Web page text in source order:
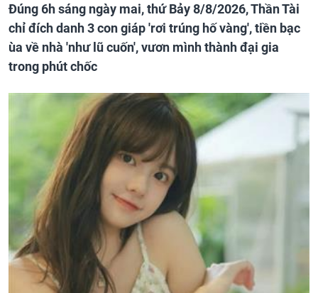
Đúng 6h sáng ngày mai, thứ Bảy 8/8/2026, Thần Tài
chỉ đích danh 3 con giáp 'rơi trúng hố vàng', tiền bạc
ùa về nhà 'như lũ cuốn', vươn mình thành đại gia
trong phút chốc